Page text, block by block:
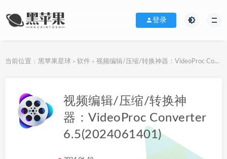
登录
当前位置： 黑苹果星球 > 软件 > 视频编辑/压缩/转换神器：VideoProc Converter 6.5(2024061401)
视频编辑/压缩/转换神
器：VideoProc Converter
6.5(2024061401)